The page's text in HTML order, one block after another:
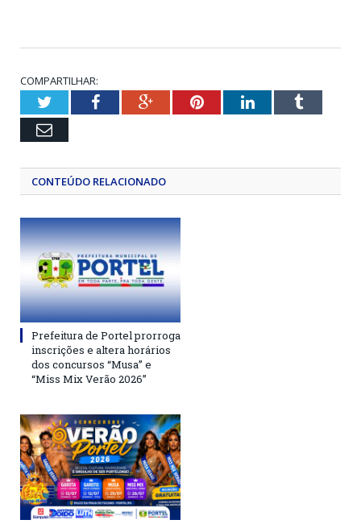
COMPARTILHAR:
TwitterFacebookGoogle+PinterestLinkedInTumblr
Email
CONTEÚDO RELACIONADO
Prefeitura de Portel prorroga
inscrições e altera horários
dos concursos “Musa” e
“Miss Mix Verão 2026”